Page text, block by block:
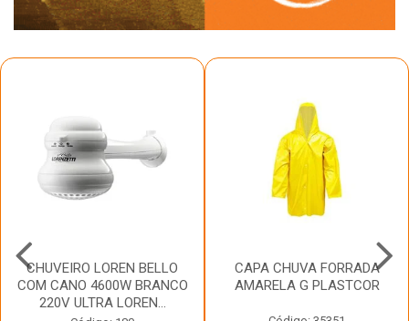
CHUVEIRO LOREN BELLO
COM CANO 4600W BRANCO
220V ULTRA LOREN...
CAPA CHUVA FORRADA
AMARELA G PLASTCOR